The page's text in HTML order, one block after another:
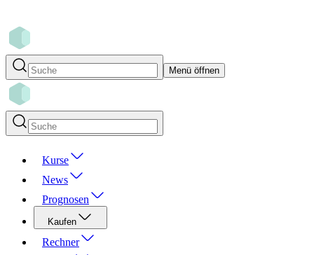
Menü öffnen
Kurse
News
Prognosen
Kaufen
Rechner